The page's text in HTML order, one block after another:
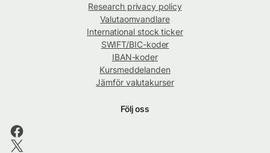
Research privacy policy
Valutaomvandlare
International stock ticker
SWIFT/BIC-koder
IBAN-koder
Kursmeddelanden
Jämför valutakurser
Följ oss